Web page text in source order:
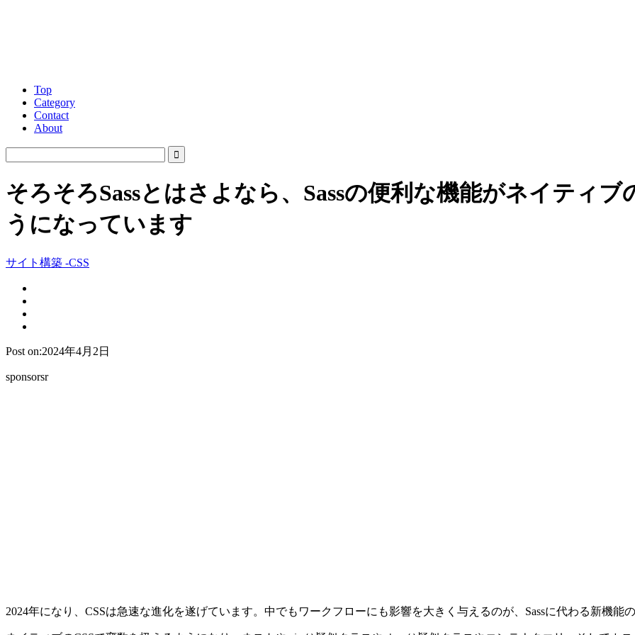
Top
Category
Contact
About
そろそろSassとはさよなら、Sassの便利な機能がネイティ
うになっています
サイト構築 -CSS
Post on:2024年4月2日
sponsorsr
2024年になり、CSSは急速な進化を遂げています。中でもワークフローにも影響を大きく与えるのが、Sassに代わる新機能の